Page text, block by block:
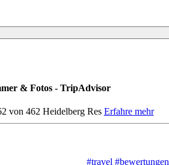
& Fotos - TripAdvisor
von 462 Heidelberg Res Erfahre mehr
#travel #bewertungen